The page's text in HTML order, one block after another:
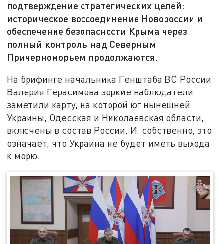
подтверждение стратегических целей:
историческое воссоединение Новороссии и
обеспечение безопасности Крыма через
полный контроль над Северным
Причерноморьем продолжаются.
На брифинге начальника Генштаба ВС России
Валерия Герасимова зоркие наблюдатели
заметили карту, на которой юг нынешней
Украины, Одесская и Николаевская области,
включены в состав России. И, собственно, это
означает, что Украина не будет иметь выхода
к морю.